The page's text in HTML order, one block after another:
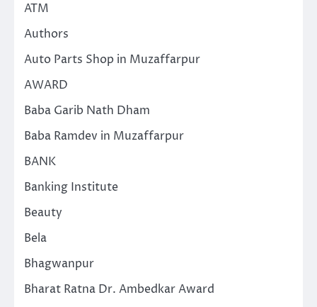
ATM
Authors
Auto Parts Shop in Muzaffarpur
AWARD
Baba Garib Nath Dham
Baba Ramdev in Muzaffarpur
BANK
Banking Institute
Beauty
Bela
Bhagwanpur
Bharat Ratna Dr. Ambedkar Award